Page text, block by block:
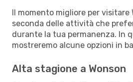
Il momento migliore per visitare
seconda delle attività che
durante la tua permanenza. In
mostreremo alcune opzioni in
Alta stagione a Wonson